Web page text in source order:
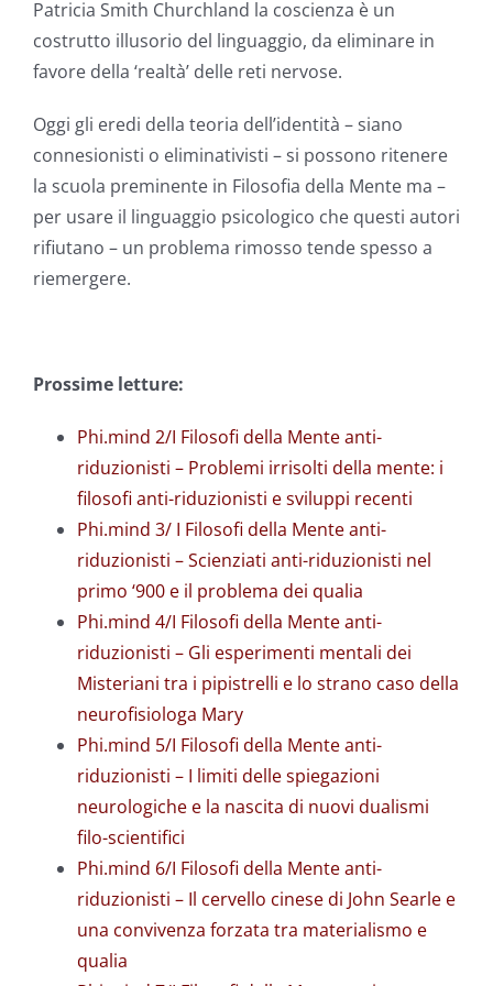
Patricia Smith Churchland la coscienza è un
costrutto illusorio del linguaggio, da eliminare in
favore della ‘realtà’ delle reti nervose.
Oggi gli eredi della teoria dell’identità – siano
connesionisti o eliminativisti – si possono ritenere
la scuola preminente in Filosofia della Mente ma –
per usare il linguaggio psicologico che questi autori
rifiutano – un problema rimosso tende spesso a
riemergere.
Prossime letture:
Phi.mind 2/I Filosofi della Mente anti-
riduzionisti – Problemi irrisolti della mente: i
filosofi anti-riduzionisti e sviluppi recenti
Phi.mind 3/ I Filosofi della Mente anti-
riduzionisti – Scienziati anti-riduzionisti nel
primo ‘900 e il problema dei qualia
Phi.mind 4/I Filosofi della Mente anti-
riduzionisti – Gli esperimenti mentali dei
Misteriani tra i pipistrelli e lo strano caso della
neurofisiologa Mary
Phi.mind 5/I Filosofi della Mente anti-
riduzionisti – I limiti delle spiegazioni
neurologiche e la nascita di nuovi dualismi
filo-scientifici
Phi.mind 6/I Filosofi della Mente anti-
riduzionisti – Il cervello cinese di John Searle e
una convivenza forzata tra materialismo e
qualia